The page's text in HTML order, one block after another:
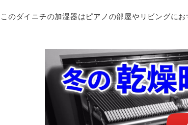
このダイニチの加湿器はピアノの部屋やリビングにお